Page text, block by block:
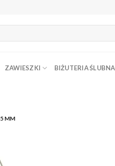
ZAWIESZKI BIŻUTERIA ŚLUBNA
MM